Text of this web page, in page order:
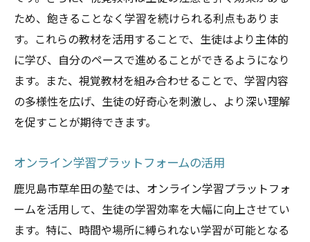
ため、飽きることなく学習を続けられる利点もありま
す。これらの教材を活用することで、生徒はより主体的
に学び、自分のペースで進めることができるようになり
ます。また、視覚教材を組み合わせることで、学習内容
の多様性を広げ、生徒の好奇心を刺激し、より深い理解
を促すことが期待できます。
オンライン学習プラットフォームの活用
鹿児島市草牟田の塾では、オンライン学習プラットフォ
ームを活用して、生徒の学習効率を大幅に向上させてい
ます。特に、時間や場所に縛られない学習が可能となる